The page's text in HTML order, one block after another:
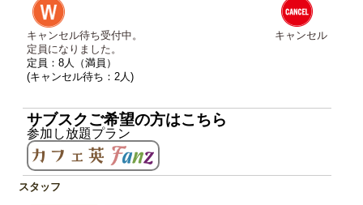
キャンセル待ち受付中。
定員になりました。
定員：8人（満員）
(キャンセル待ち：2人)
キャンセル
サブスクご希望の方はこちら
参加し放題プラン
スタッフ